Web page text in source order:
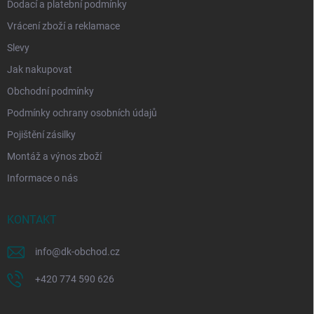
Dodací a platební podmínky
Vrácení zboží a reklamace
Slevy
Jak nakupovat
Obchodní podmínky
Podmínky ochrany osobních údajů
Pojištění zásilky
Montáž a výnos zboží
Informace o nás
KONTAKT
info@dk-obchod.cz
+420 774 590 626